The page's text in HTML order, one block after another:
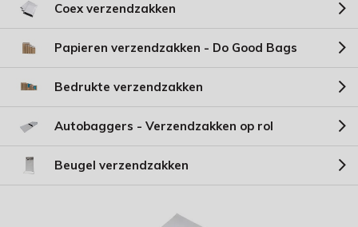
Coex verzendzakken
Papieren verzendzakken - Do Good Bags
Bedrukte verzendzakken
Autobaggers - Verzendzakken op rol
Beugel verzendzakken